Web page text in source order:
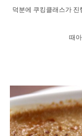
덕분에 쿠킹클래스가 진
때